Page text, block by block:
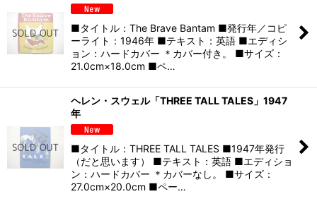
■タイトル：The Brave Bantam ■発行年／コピ
ーライト：1946年 ■テキスト：英語 ■エディシ
ョン：ハードカバー ＊カバー付き。 ■サイズ：
21.0cm×18.0cm ■ペ…
ヘレン・スウェル「THREE TALL TALES」1947
年
■タイトル：THREE TALL TALES ■1947年発行
（だと思います） ■テキスト：英語 ■エディショ
ン：ハードカバー ＊カバーなし。 ■サイズ：
27.0cm×20.0cm ■ペー…